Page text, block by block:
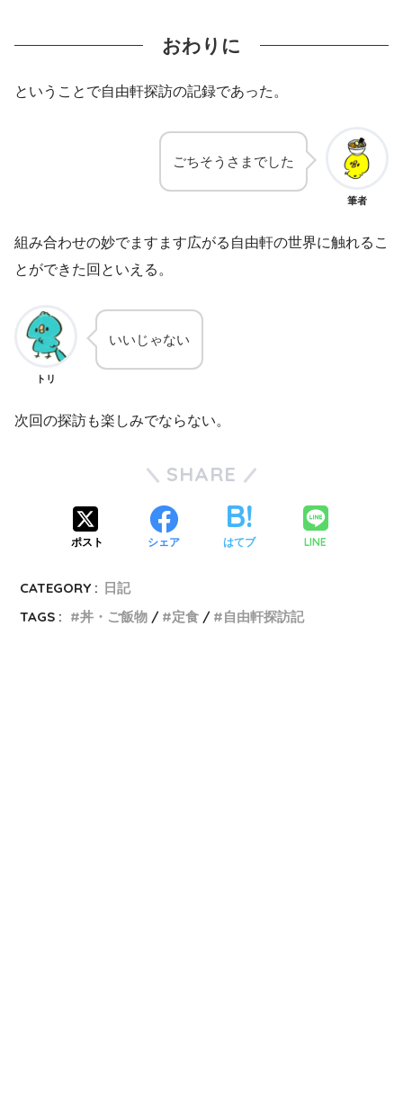
おわりに
ということで自由軒探訪の記録であった。
筆者
ごちそうさまでした
組み合わせの妙でますます広がる自由軒の世界に触れるこ
とができた回といえる。
トリ
いいじゃない
次回の探訪も楽しみでならない。
SHARE
ポスト シェア はてブ LINE
CATEGORY : 日記
TAGS :
丼・ご飯物 定食 自由軒探訪記